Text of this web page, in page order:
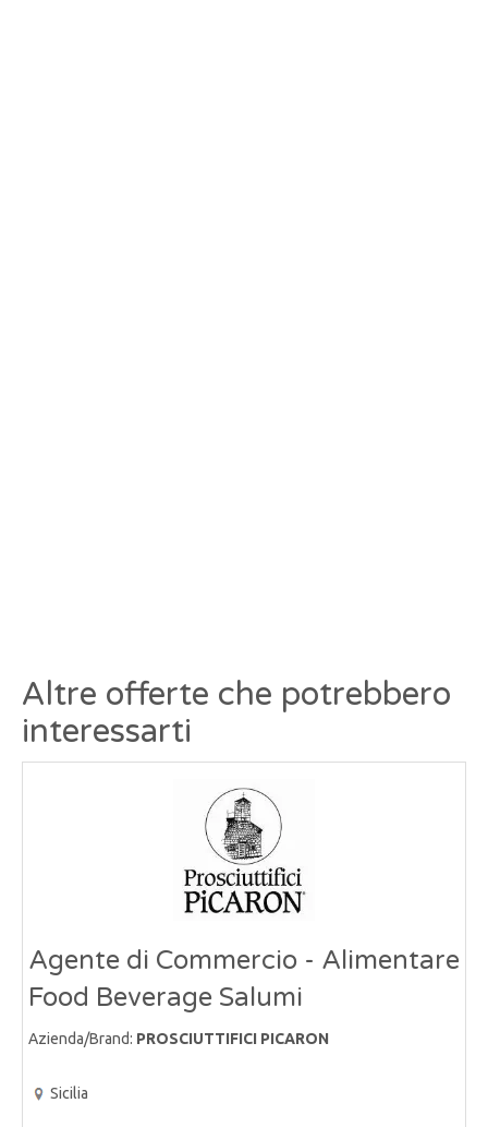
Altre offerte che potrebbero
interessarti
Agente di Commercio - Alimentare
Food Beverage Salumi
Azienda/Brand: PROSCIUTTIFICI PICARON
Sicilia